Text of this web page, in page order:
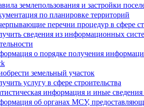
землепользования и застройки
по планировке территорий
перечни процедур в сфере
сведения из информационных
о порядке получения
земельный участок
услугу в сфере строительства
информация и иные сведения
об органах МСУ,